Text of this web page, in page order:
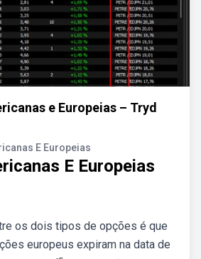
e Europeias – Tryd
E Europeias
E Europeias
os dois tipos de opções é que
europeus expiram na data de